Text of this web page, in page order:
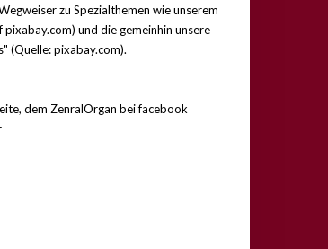
zu Spezialthemen wie unserem
und die gemeinhin unsere
(Quelle: pixabay.com).
dem ZenralOrgan bei facebook